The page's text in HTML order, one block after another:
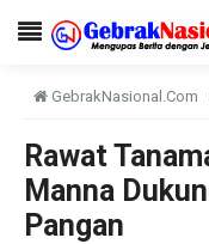
GebrakNasional.Com
Rawat
Manna
Pangan